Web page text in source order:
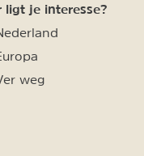
ligt je interesse?
weg